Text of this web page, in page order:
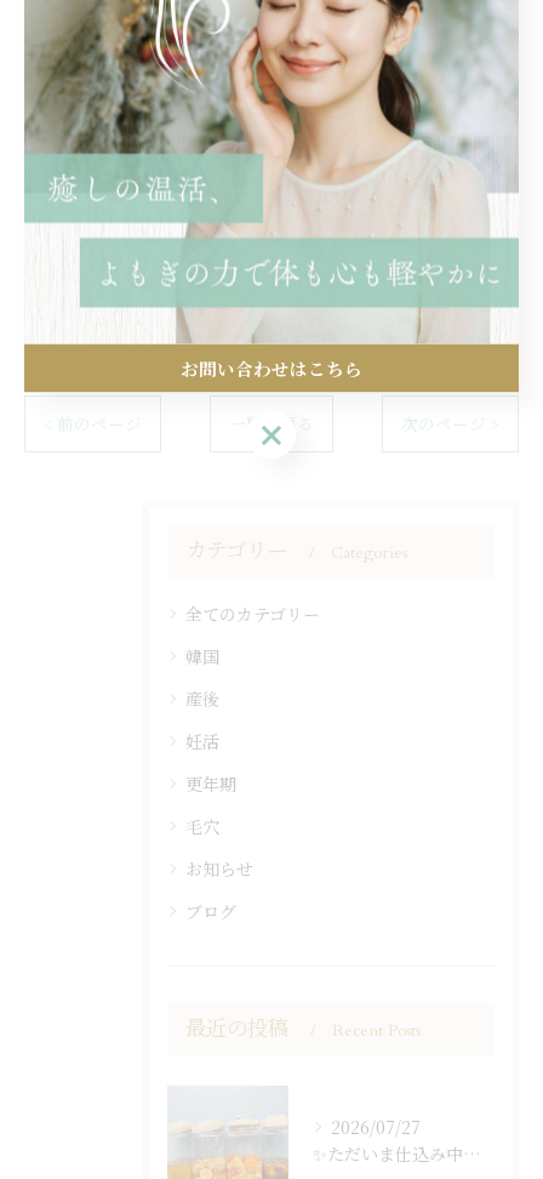
誰かの参考になったら嬉しいです♡
うちのチャッピー画像がたまにおかしいですが。。💦
※タンパク質は毎食ゲンコツ✊１つ分は撮りましょ🥩🐟
※ご飯は減らさず、お菓子を減らすと脳がお菓子を欲し
がらなくなります
< 前のページ 一覧に戻る 次のページ >
カテゴリー Categories
全てのカテゴリー
韓国
産後
妊活
更年期
毛穴
お知らせ
ブログ
最近の投稿 Recent Posts
2026/07/27
✨ただいま仕込み中…✨
お問い合わせはこちら
お問い合わせはこちら